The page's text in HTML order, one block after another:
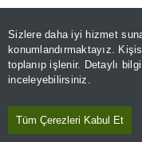
Sizlere daha iyi hizmet
konumlandırmaktayız.
toplanıp işlenir. Detaylı
inceleyebilirsiniz.
Tüm Çerezleri Kabul Et
ÖNERİLEN
DÜNYA
114 bin kişinin
İngiltere'de
Bakanlığı